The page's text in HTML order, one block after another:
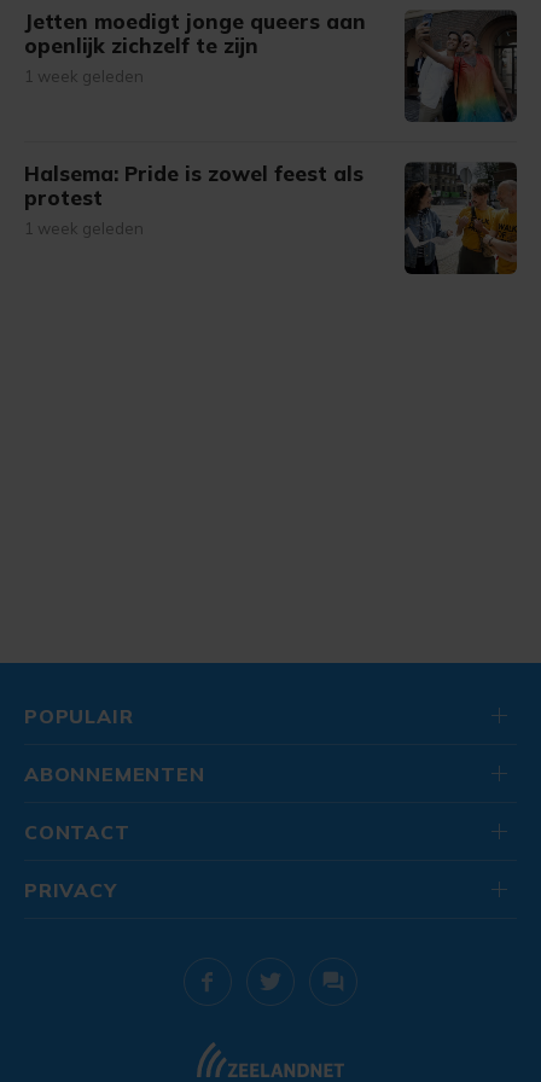
Jetten moedigt jonge queers aan
openlijk zichzelf te zijn
1 week geleden
Halsema: Pride is zowel feest als
protest
1 week geleden
POPULAIR
ABONNEMENTEN
CONTACT
PRIVACY